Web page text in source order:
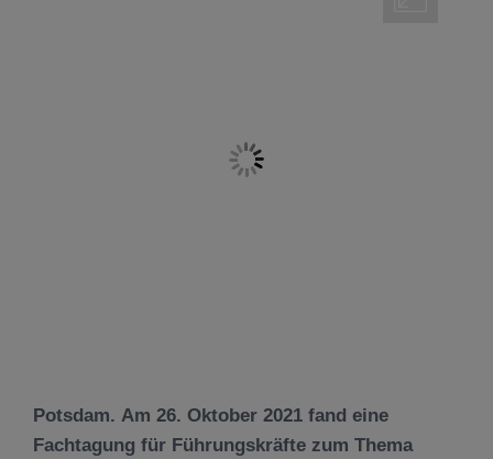
Potsdam. Am 26. Oktober 2021 fand eine
Fachtagung für Führungskräfte zum Thema